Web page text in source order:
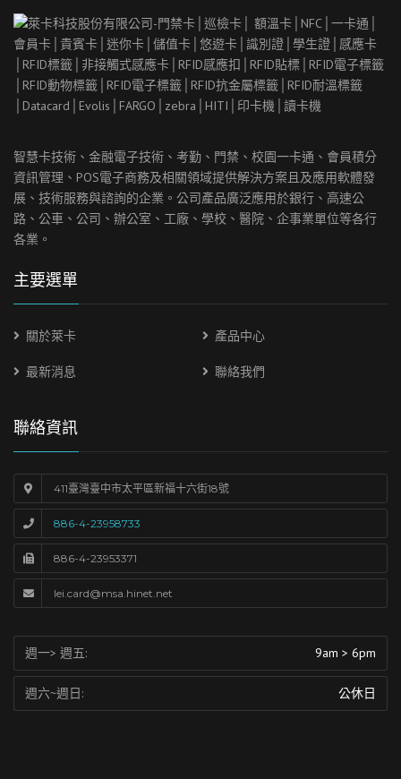
智慧卡技術、金融電子技術、考勤、門禁、校園一卡通、會員積分
資訊管理、 POS電子商務及相關領域提供解決方案且及應用軟體發
展、技術服務與諮詢的企業。公司產品廣泛應用於銀行、高速公
路、公車、公司、辦公室、工廠、學校、醫院、企事業單位等各行
各業。
主要選單
關於萊卡 產品中心
最新消息 聯絡我們
聯絡資訊
411臺灣臺中市太平區新福十六街18號
886-4-23958733
886-4-23953371
lei.card@msa.hinet.net
週一> 週五: 9am > 6pm
週六~週日: 公休日